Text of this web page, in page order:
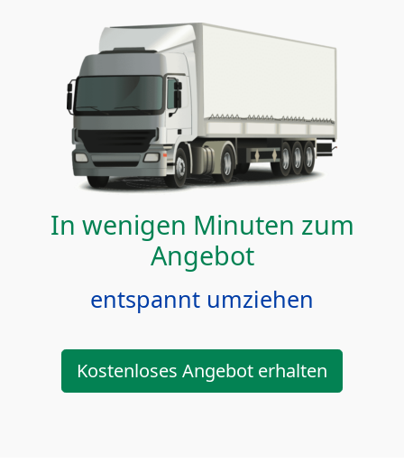
In wenigen Minuten zum
Angebot
entspannt umziehen
Kostenloses Angebot erhalten